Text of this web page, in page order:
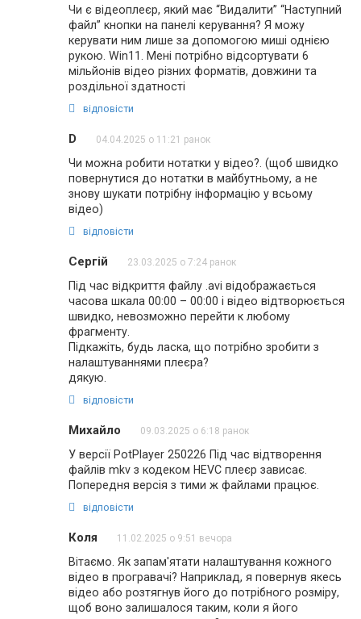
Чи є відеоплеєр, який має “Видалити” “Наступний
файл” кнопки на панелі керування? Я можу
керувати ним лише за допомогою миші однією
рукою. Win11. Мені потрібно відсортувати 6
мільйонів відео різних форматів, довжини та
роздільної здатності
відповісти
D 04.04.2025 о 11:21 ранок
Чи можна робити нотатки у відео?. (щоб швидко
повернутися до нотатки в майбутньому, а не
знову шукати потрібну інформацію у всьому
відео)
відповісти
Сергій 23.03.2025 о 7:24 ранок
Під час відкриття файлу .avi відображається
часова шкала 00:00 – 00:00 і відео відтворюється
швидко, невозможно перейти к любому
фрагменту.
Підкажіть, будь ласка, що потрібно зробити з
налаштуваннями плеєра?
дякую.
відповісти
Михайло 09.03.2025 о 6:18 ранок
У версії PotPlayer 250226 Під час відтворення
файлів mkv з кодеком HEVC плеєр зависає.
Попередня версія з тими ж файлами працює.
відповісти
Коля 11.02.2025 о 9:51 вечора
Вітаємо. Як запам'ятати налаштування кожного
відео в програвачі? Наприклад, я повернув якесь
відео або розтягнув його до потрібного розміру,
щоб воно залишалося таким, коли я його